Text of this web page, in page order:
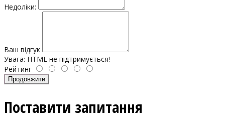
Недоліки:
Ваш відгук
Увага: HTML не підтримується!
Рейтинг
Продовжити
Поставити запитання